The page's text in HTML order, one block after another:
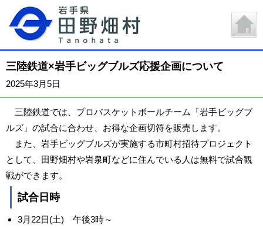
三陸鉄道×岩手ビッグブルズ応援企画について
2025年3月5日
三陸鉄道では、プロバスケットボールチーム「岩手ビッグブ
ルズ」の試合に合わせ、お得な企画切符を販売します。
また、岩手ビッグブルズが実施する市町村招待プロジェクト
として、田野畑村や岩泉町などに住んでいる人は無料で試合観
戦ができます。
試合日時
3月22日(土) 午後3時～